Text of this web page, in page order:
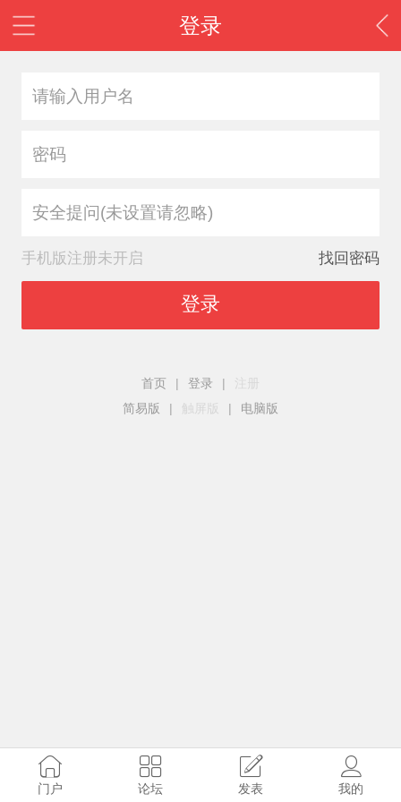
登录
安全提问(未设置请忽略)
手机版注册未开启 找回密码
登录
首页 | 登录 |
注册
简易版
| 触屏版 | 电脑版
门户 论坛 发表 我的